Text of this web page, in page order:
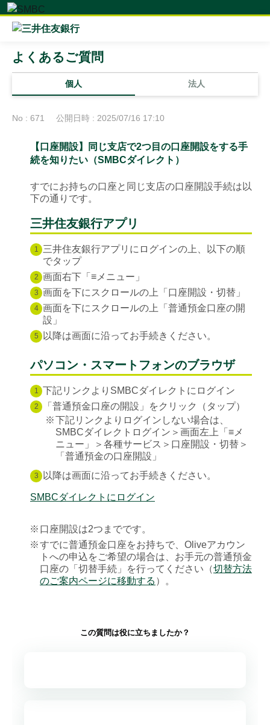
個人 法人
よくあるご質問
No : 671 公開日時 : 2025/07/16 17:10
【口座開設】同じ支店で2つ目の口座開設をする手
続を知りたい（SMBCダイレクト）
すでにお持ちの口座と同じ支店の口座開設手続は以
下の通りです。
三井住友銀行アプリ
1
三井住友銀行アプリにログインの上、以下の順
でタップ
2 画面右下「≡メニュー」
3 画面を下にスクロールの上「口座開設・切替」
4 画面を下にスクロールの上「普通預金口座の開
設」
5 以降は画面に沿ってお手続きください。
パソコン・スマートフォンのブラウザ
1 下記リンクよりSMBCダイレクトにログイン
2
「普通預金口座の開設」をクリック（タップ）
※下記リンクよりログインしない場合は、
SMBCダイレクトログイン＞画面左上「≡メ
ニュー」＞各種サービス＞口座開設・切替＞
「普通預金の口座開設」
3 以降は画面に沿ってお手続きください。
SMBCダイレクトにログイン
※ 口座開設は2つまでです。
※すでに普通預金口座をお持ちで、Oliveアカウン
トへの申込をご希望の場合は、お手元の普通預金
口座の「切替手続」を行ってください（切替方法
のご案内ページに移動する ）。
この質問は役に立ちましたか？